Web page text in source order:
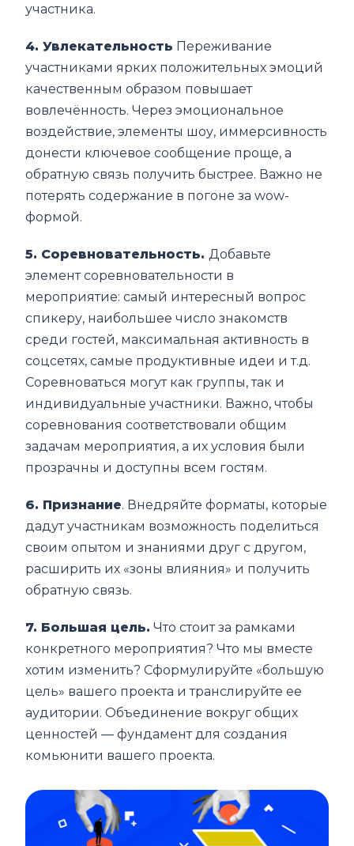
участника.
4. Увлекательность Переживание
участниками ярких положительных эмоций
качественным образом повышает
вовлечённость. Через эмоциональное
воздействие, элементы шоу, иммерсивность
донести ключевое сообщение проще, а
обратную связь получить быстрее. Важно не
потерять содержание в погоне за wow-
формой.
5. Соревновательность.Добавьте
элемент соревновательности в
мероприятие: самый интересный вопрос
спикеру, наибольшее число знакомств
среди гостей, максимальная активность в
соцсетях, самые продуктивные идеи и т.д.
Соревноваться могут как группы, так и
индивидуальные участники. Важно, чтобы
соревнования соответствовали общим
задачам мероприятия, а их условия были
прозрачны и доступны всем гостям.
6. Признание. Внедряйте форматы, которые
дадут участникам возможность поделиться
своим опытом и знаниями друг с другом,
расширить их «зоны влияния» и получить
обратную связь.
7. Большая цель. Что стоит за рамками
конкретного мероприятия? Что мы вместе
хотим изменить? Сформулируйте «большую
цель» вашего проекта и транслируйте ее
аудитории. Объединение вокруг общих
ценностей ― фундамент для создания
комьюнити вашего проекта.